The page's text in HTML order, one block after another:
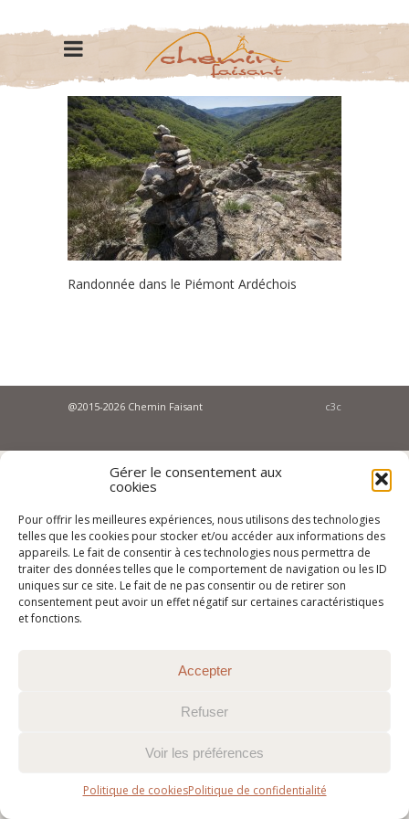
Gérer le consentement aux
cookies
Pour offrir les meilleures expériences, nous utilisons des technologies
telles que les cookies pour stocker et/ou accéder aux informations des
appareils. Le fait de consentir à ces technologies nous permettra de
traiter des données telles que le comportement de navigation ou les ID
uniques sur ce site. Le fait de ne pas consentir ou de retirer son
consentement peut avoir un effet négatif sur certaines caractéristiques
et fonctions.
Accepter
Refuser
Voir les préférences
Politique de cookiesPolitique de confidentialité
Randonnée dans le Piémont Ardéchois
@2015-2026 Chemin Faisant c3c